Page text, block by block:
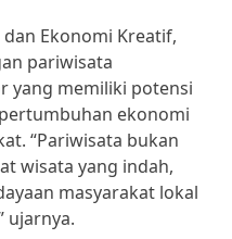
Ekonomi Kreatif,
pariwisata
yang memiliki potensi
ekonomi
“Pariwisata bukan
wisata yang indah,
masyarakat lokal
ujarnya.